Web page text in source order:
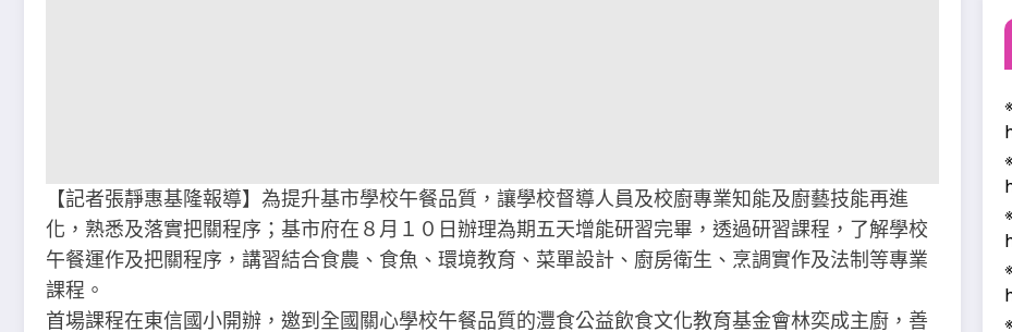
【記者張靜惠基隆報導】為提升基市學校午餐品質，讓學校督導人員及校廚專業知能及廚藝技能再進
化，熟悉及落實把關程序；基市府在８月１０日辦理為期五天增能研習完畢，透過研習課程，了解學校
午餐運作及把關程序，講習結合食農、食魚、環境教育、菜單設計、廚房衛生、烹調實作及法制等專業
課程。
首場課程在東信國小開辦，邀到全國關心學校午餐品質的灃食公益飲食文化教育基金會林奕成主廚，善